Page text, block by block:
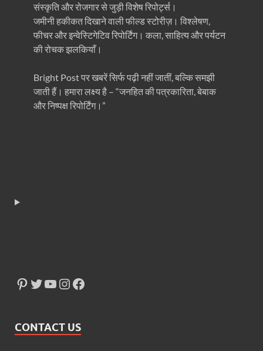
संस्कृति और रोजगार से जुड़ी विशेष रिपोर्ट्स।
जमीनी हकीकत दिखाने वाली फील्ड स्टोरीज़। विश्लेषण,
फीचर और इन्वेस्टिगेटिव रिपोर्टिंग। कला, साहित्य और पर्यटन
की रोचक झलकियाँ।
Bright Post पर खबरें सिर्फ पढ़ी नहीं जातीं, बल्कि समझी
जाती हैं। हमारा लक्ष्य है – “जनहित की पत्रकारिता, बेबाक
और निष्पक्ष रिपोर्टिंग।”
CONTACT US